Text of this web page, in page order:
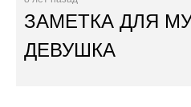
ЗАМЕТКА ДЛЯ
ДЕВУШКА